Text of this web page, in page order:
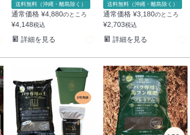
送料無料（沖縄・離島除く）
通常価格 ¥4,880のところ
¥4,148税込
詳細を見る
送料無料（沖縄・離島除く）
通常価格 ¥3,180のところ
¥2,703税込
詳細を見る